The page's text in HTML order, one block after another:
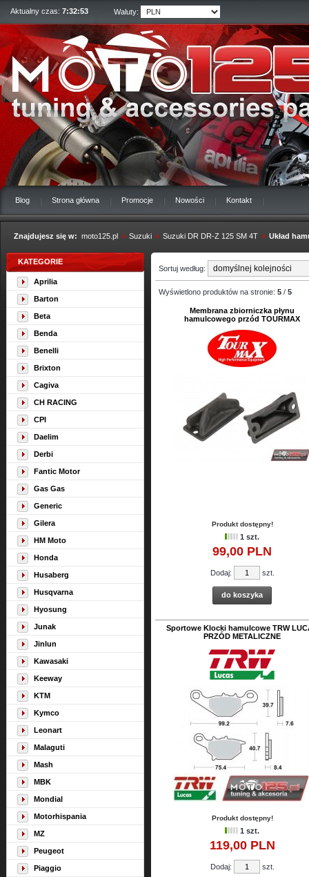
Aktualny czas: 7:32:54 Waluty:
Blog Strona główna Promocje Nowości Kontakt
Znajdujesz się w: moto125.pl » Suzuki » Suzuki DR DR-Z 125 SM 4T » Układ
KATEGORIE
Aprilia
Barton
Beta
Benda
Benelli
Brixton
Cagiva
CH RACING
CPI
Daelim
Derbi
Fantic Motor
Gas Gas
Generic
Gilera
HM Moto
Honda
Husaberg
Husqvarna
Hyosung
Junak
Jinlun
Kawasaki
Keeway
KTM
Kymco
Leonart
Malaguti
Mash
MBK
Mondial
Motorhispania
MZ
Peugeot
Piaggio
Sortuj według:
Wyświetlono produktów na stronie: 5 / 5
Membrana zbiorniczka płynu
hamulcowego przód TOURMAX
Produkt dostępny!
1 szt.
99,00 PLN
Dodaj: szt.
do koszyka
Sportowe Klocki hamulcowe TRW
PRZÓD METALICZNE
Produkt dostępny!
1 szt.
119,00PLN
Dodaj: szt.